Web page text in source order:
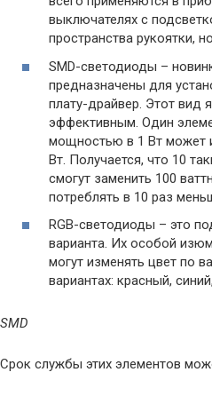
выключателях с
пространства рукоятки,
SMD-светодиоды –
предназначены для
плату-драйвер. Этот вид
эффективным. Один
мощностью в 1 Вт может
Вт. Получается, что 10
смогут заменить 100
потреблять в 10 раз
RGB-светодиоды – это
варианта. Их особой
могут изменять цвет по
вариантах: красный,
SMD
Срок службы этих элементов